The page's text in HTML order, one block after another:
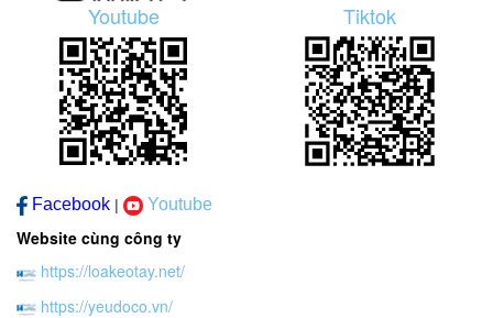
Youtube Tiktok
Facebook | Youtube
Website cùng công ty
https://loakeotay.net/
https://yeudoco.vn/